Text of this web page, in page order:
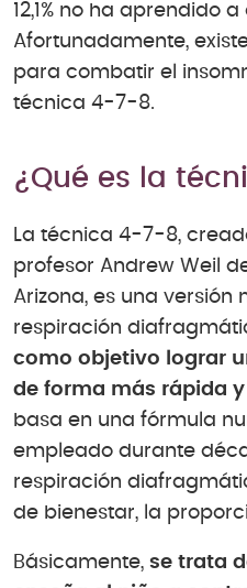
12,1% no ha aprendido
Afortunadamente,
para combatir el
técnica 4-7-8.
¿Qué es la
La técnica 4-7-8,
profesor Andrew Weil
Arizona, es una versión
respiración
como objetivo lograr
de forma más rápida
basa en una fórmula
empleado durante
respiración
de bienestar, la
Básicamente, se trata